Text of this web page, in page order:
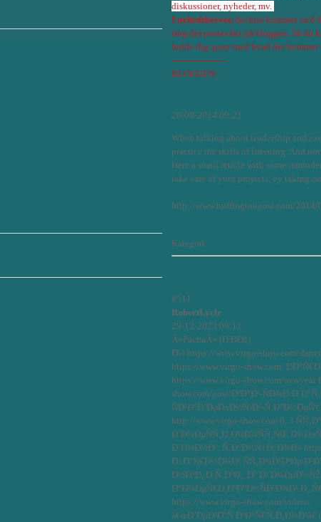
diskussioner, nyheder, mv.
I nyhedsbrevet, der kun kommer ca
ting der postes her på bloggen. Så du
holde dig ajour med hvad der
-------------------
BLOGGEN:
20-08-2014 09:21
When talking about leadership and
practice the skills of listening. And
Here a small article with some
take care of your projects, by taking
http://www.huffingtonpost.com/
Kategori:
#511
RobertLycle
29-12-2023 06:11
Â«PachaÂ» (Ð¦ÐÐž)
Ð¼ https://www.virgo-show.com/
https://www.virgo-show.com/
https://www.virgo-show.com/
show.com/post/ÐºÐ°Ðº-
ÑÐ²Ð°Ð´ÐµÐ±Ð½Ñ‹Ð¹-Ñ‚Ð°Ð½ÐµÑ†
http://www.virgo-show.com 8, 3
Ð’Ð¼ÐµÑÑ‚Ð¸Ð¼Ð¾ÑÑ‚ÑŒ
Ð·Ð¾Ð½Ð°, Ñ‚Ð°Ð½Ñ†Ð¿Ð¾Ð»
Ð±Ð°Ñ€Ð½Ð¾Ð¹ ÑÑ‚Ð¾Ð¹ÐºÐµ
Ð½Ð°Ð¿Ð¸Ñ‚ÐºÐ¸, Ð° Ð² Ð¼ÐµÐ½ÑŽ
Ð°Ð¼ÐµÑ€Ð¸ÐºÐ°Ð½ÑÐºÐ¾Ð¹ Ð¸
https://www.virgo-show.com/videos
â€œÐ’ÐµÐ³Ð°Ñ